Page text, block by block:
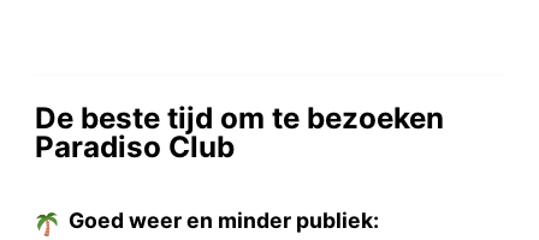
De beste tijd om te bezoeken
Paradiso Club
Goed weer en minder publiek: